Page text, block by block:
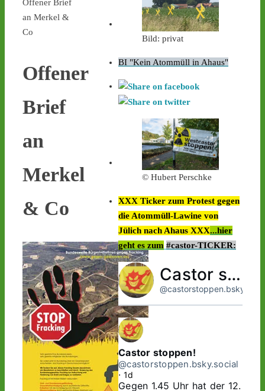
Offener Brief
an Merkel &
Co
Offener
Brief
an
Merkel
& Co
Bild: privat
BI "Kein Atommüll in Ahaus"
© Hubert Perschke
XXX Ticker zum Protest gegen
die Atommüll-Lawine von
Jülich nach Ahaus XXX...hier
geht es zum #castor-TICKER:
Castor stoppen!
Castor stoppen!
@castorstoppen.bsky.social
⋅ 1d